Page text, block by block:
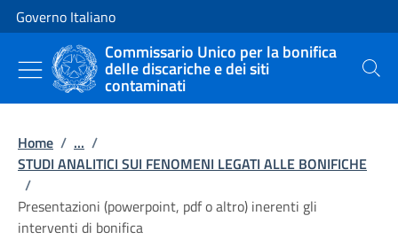
Vai al contenuto
Vai alla navigazione del sito
Governo Italiano
Commissario Unico per la bonifica
delle discariche e dei siti
contaminati Cerca
Home / ... /
STUDI ANALITICI SUI FENOMENI LEGATI ALLE BONIFICHE
/
Presentazioni (powerpoint, pdf o altro) inerenti gli
interventi di bonifica